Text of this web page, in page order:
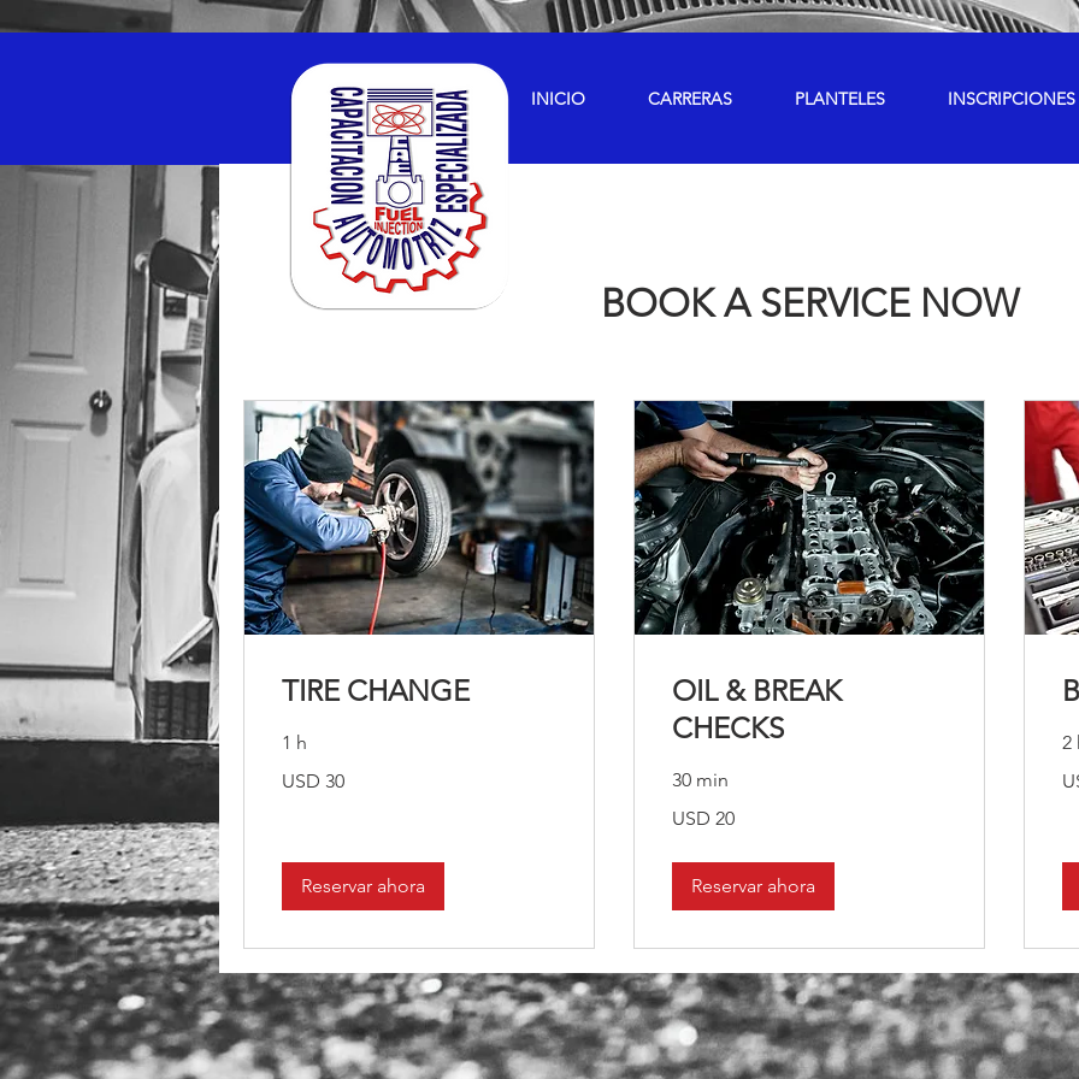
INICIO CARRERAS PLANTELES INSCRIPCIONES
BOOK A SERVICE NOW
TIRE CHANGE
1 h
dólares
USD 30
Reservar ahora
OIL & BREAK
CHECKS
30 min
dólares
USD 20
Reservar ahora
2